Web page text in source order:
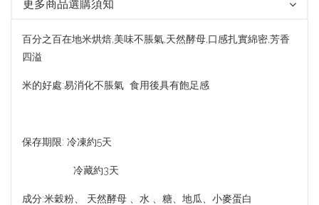
更多商品選購須知
百分之百在地米烘焙,美味不脹氣,天然酵母,口感扎實綿密,芳香
四溢
米的好處:易消化不脹氣 食用後具有飽足感
保存期限: 冷凍約5天
冷藏約3天
成分:米穀粉、 天然酵母 、水 、糖、地瓜、小麥蛋白